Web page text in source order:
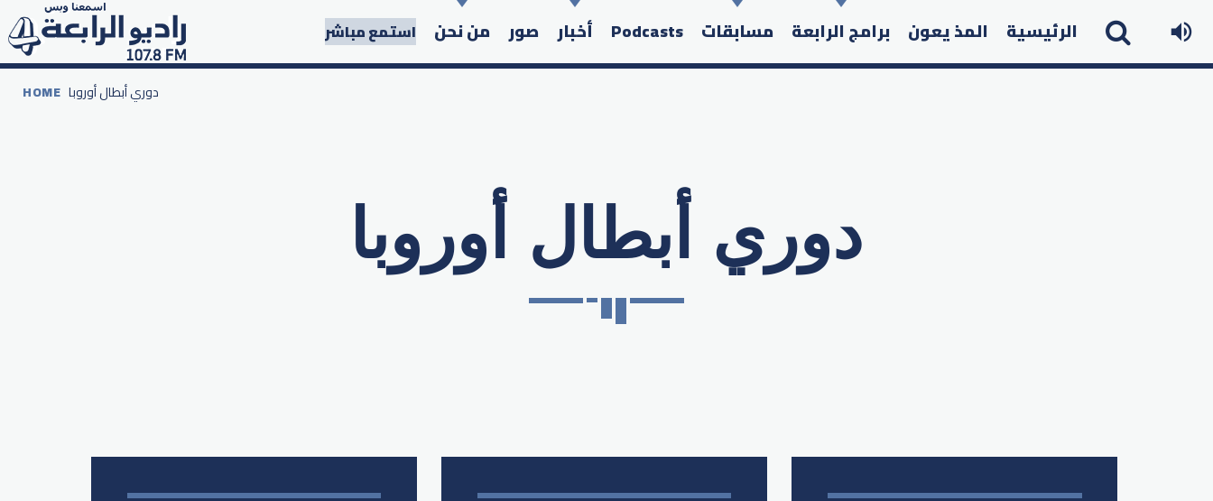
الرئيسية المذ يعون برامج الرابعة مسابقات Podcasts أخبار صور من نحن استمع مباشر
Search in the website:
HOME دوري أبطال أوروبا
دوري أبطال أوروبا